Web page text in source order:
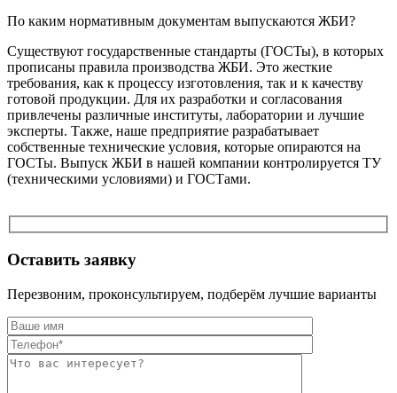
По каким нормативным документам выпускаются ЖБИ?
Существуют государственные стандарты (ГОСТы), в которых
прописаны правила производства ЖБИ. Это жесткие
требования, как к процессу изготовления, так и к качеству
готовой продукции. Для их разработки и согласования
привлечены различные институты, лаборатории и лучшие
эксперты. Также, наше предприятие разрабатывает
собственные технические условия, которые опираются на
ГОСТы. Выпуск ЖБИ в нашей компании контролируется ТУ
(техническими условиями) и ГОСТами.
Оставить заявку
Перезвоним, проконсультируем, подберём лучшие варианты